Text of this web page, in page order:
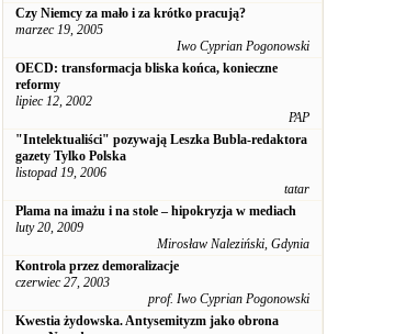
Czy Niemcy za mało i za krótko pracują?
marzec 19, 2005
Iwo Cyprian Pogonowski
OECD: transformacja bliska końca, konieczne
reformy
lipiec 12, 2002
PAP
"Intelektualiści" pozywają Leszka Bubla-redaktora
gazety Tylko Polska
listopad 19, 2006
tatar
Plama na imażu i na stole – hipokryzja w mediach
luty 20, 2009
Mirosław Naleziński, Gdynia
Kontrola przez demoralizacje
czerwiec 27, 2003
prof. Iwo Cyprian Pogonowski
Kwestia żydowska. Antysemityzm jako obrona